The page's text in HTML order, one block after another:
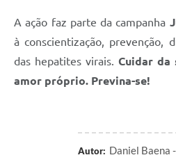
A ação faz parte da campanha
à conscientização, prevenção,
das hepatites virais. Cuidar da
amor próprio. Previna-se!
Autor: Daniel Baena